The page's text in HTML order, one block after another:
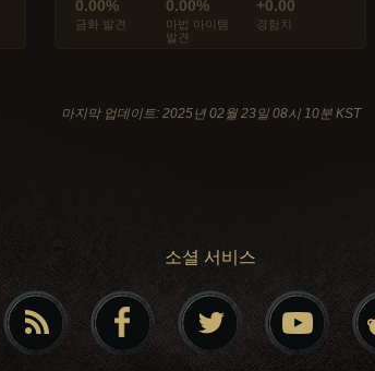
0.00%
금화 발견
0.00%
마법 아이템
발견
+0.00
경험치
마지막 업데이트: 2025년 02월 23일 08시 10분 KST
소셜 서비스